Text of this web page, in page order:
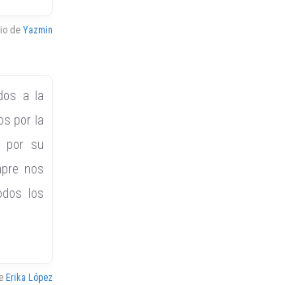
deYazmin
a la
por la
por su
nos
los
Erika López